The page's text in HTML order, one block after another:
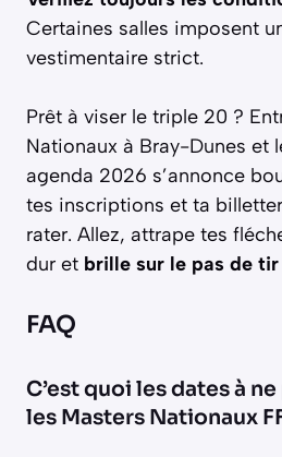
Certaines salles imposent
vestimentaire strict.
Prêt à viser le triple 20 ?
Nationaux à Bray-Dunes et
agenda 2026 s’annonce
tes inscriptions et ta
rater. Allez, attrape tes
dur et brille sur le pas de tir
FAQ
C’est quoi les dates à
les Masters Nationaux